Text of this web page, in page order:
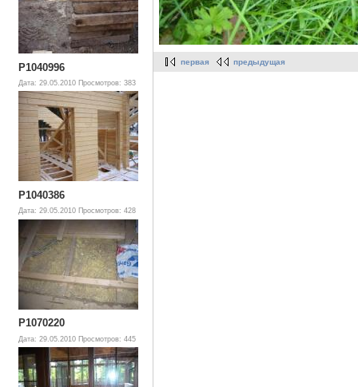
P1040996
Дата: 29.05.2010 Просмотров: 383
P1040386
Дата: 29.05.2010 Просмотров: 428
P1070220
Дата: 29.05.2010 Просмотров: 445
первая предыдущая